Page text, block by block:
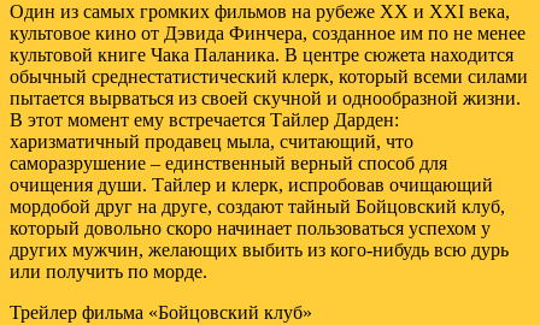
Один из самых громких фильмов на рубеже ХХ и XXI века,
культовое кино от Дэвида Финчера, созданное им по не менее
культовой книге Чака Паланика. В центре сюжета находится
обычный среднестатистический клерк, который всеми силами
пытается вырваться из своей скучной и однообразной жизни.
В этот момент ему встречается Тайлер Дарден:
харизматичный продавец мыла, считающий, что
саморазрушение – единственный верный способ для
очищения души. Тайлер и клерк, испробовав очищающий
мордобой друг на друге, создают тайный Бойцовский клуб,
который довольно скоро начинает пользоваться успехом у
других мужчин, желающих выбить из кого-нибудь всю дурь
или получить по морде.
Трейлер фильма «Бойцовский клуб»